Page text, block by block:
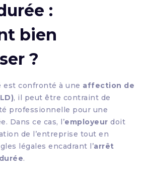
:
bien
?
est confronté à une affection de
, il peut être contraint de
professionnelle pour une
Dans ce cas, l’employeur doit
de l’entreprise tout en
légales encadrant l’arrêt
.